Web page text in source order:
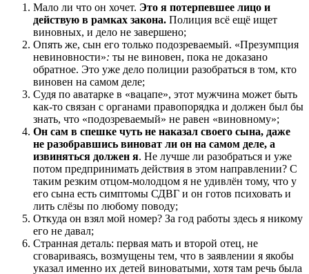
Мало ли что он хочет. Это я потерпевшее лицо и
действую в рамках закона. Полиция всё ещё ищет
виновных, и дело не завершено;
Опять же, сын его только подозреваемый. «Презумпция
невиновности»: ты не виновен, пока не доказано
обратное. Это уже дело полиции разобраться в том, кто
виновен на самом деле;
Судя по аватарке в «вацапе», этот мужчина может быть
как-то связан с органами правопорядка и должен был бы
знать, что «подозреваемый» не равен «виновному»;
Он сам в спешке чуть не наказал своего сына, даже
не разобравшись виноват ли он на самом деле, а
извиняться должен я. Не лучше ли разобраться и уже
потом предпринимать действия в этом направлении? С
таким резким отцом-молодцом я не удивлён тому, что у
его сына есть симптомы СДВГ и он готов психовать и
лить слёзы по любому поводу;
Откуда он взял мой номер? За год работы здесь я никому
его не давал;
Странная деталь: первая мать и второй отец, не
сговариваясь, возмущены тем, что в заявлении я якобы
указал именно их детей виноватыми, хотя там речь была